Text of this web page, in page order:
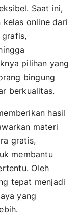
Saat ini,
kelas online dari
grafis,
pilihan yang
bingung
berkualitas.
hasil
materi
gratis,
membantu
Oleh
tepat menjadi
yang